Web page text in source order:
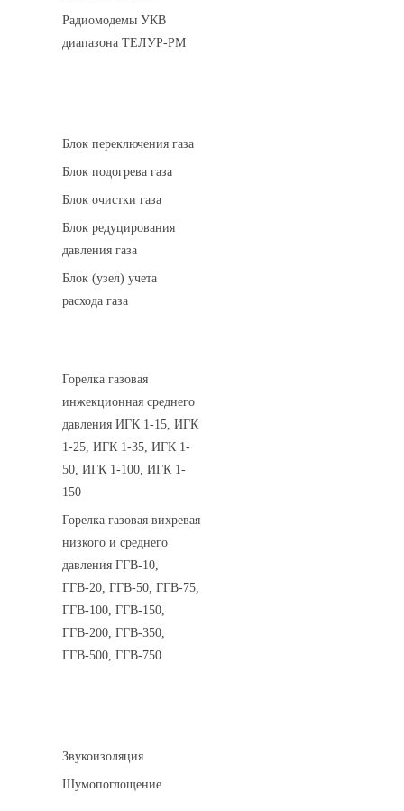
Радиомодемы УКВ
диапазона ТЕЛУР-РМ
Блок переключения газа
Блок подогрева газа
Блок очистки газа
Блок редуцирования
давления газа
Блок (узел) учета
расхода газа
Горелка газовая
инжекционная среднего
давления ИГК 1-15, ИГК
1-25, ИГК 1-35, ИГК 1-
50, ИГК 1-100, ИГК 1-
150
Горелка газовая вихревая
низкого и среднего
давления ГГВ-10,
ГГВ-20, ГГВ-50, ГГВ-75,
ГГВ-100, ГГВ-150,
ГГВ-200, ГГВ-350,
ГГВ-500, ГГВ-750
Звукоизоляция
Шумопоглощение